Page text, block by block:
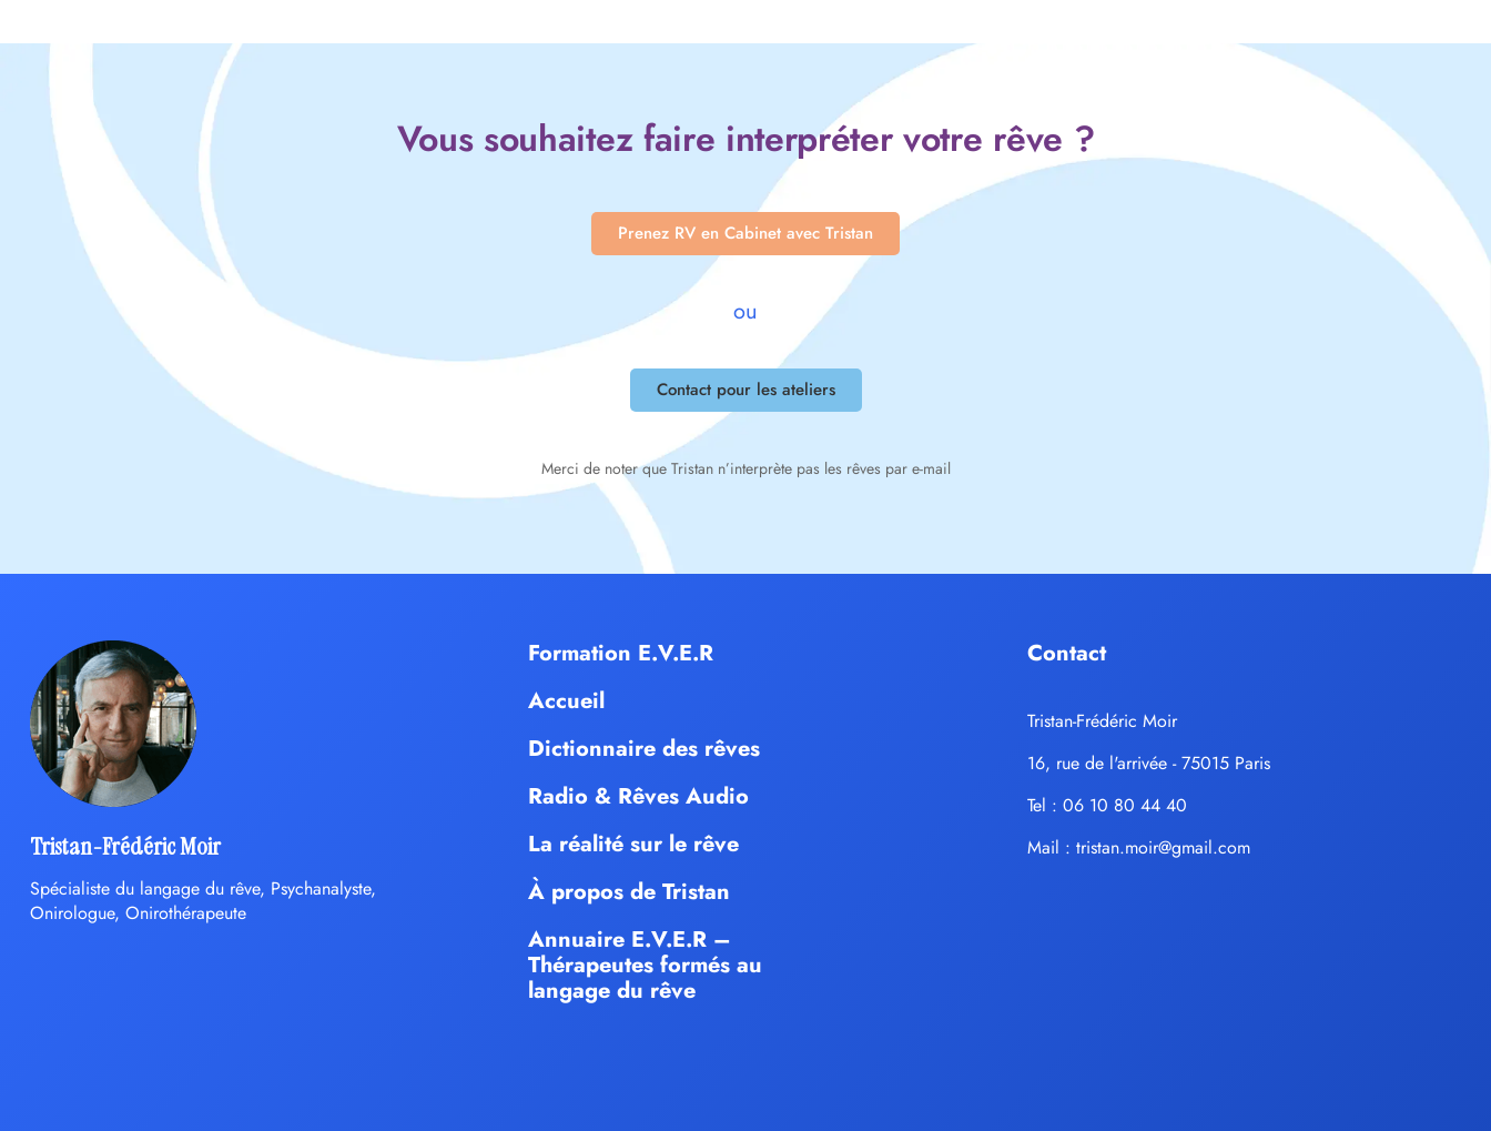
Vous souhaitez faire interpréter votre rêve ?
Prenez RV en Cabinet avec Tristan
ou
Contact pour les ateliers
Merci de noter que Tristan n’interprète pas les rêves par e-mail
Tristan-Frédéric Moir
Spécialiste du langage du rêve, Psychanalyste,
Onirologue, Onirothérapeute
Formation E.V.E.R
Accueil
Dictionnaire des rêves
Radio & Rêves Audio
La réalité sur le rêve
À propos de Tristan
Annuaire E.V.E.R –
Thérapeutes formés au
langage du rêve
Contact
Tristan-Frédéric Moir
16, rue de l'arrivée - 75015 Paris
Tel : 06 10 80 44 40
Mail :tristan.moir@gmail.com